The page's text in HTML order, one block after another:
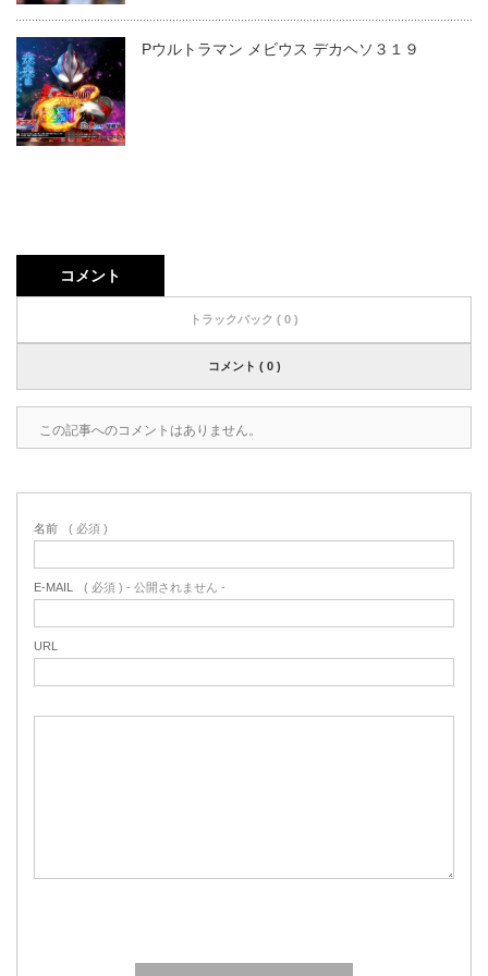
Pウルトラマン メビウス デカヘソ３１９
コメント
トラックバック ( 0 )
コメント ( 0 )
この記事へのコメントはありません。
名前 ( 必須 )
E-MAIL ( 必須 ) - 公開されません -
URL